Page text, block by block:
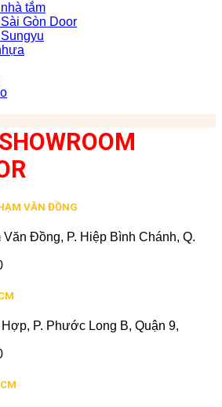
tắm
Gòn Door
VĂN ĐỒNG
Văn Đồng, P. Hiệp Bình Chánh, Q.
P. Phước Long B, Quận 9,